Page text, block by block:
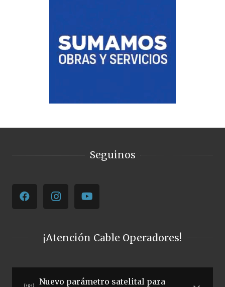
Seguinos
¡Atención Cable Operadores!
Nuevo parámetro satelital para